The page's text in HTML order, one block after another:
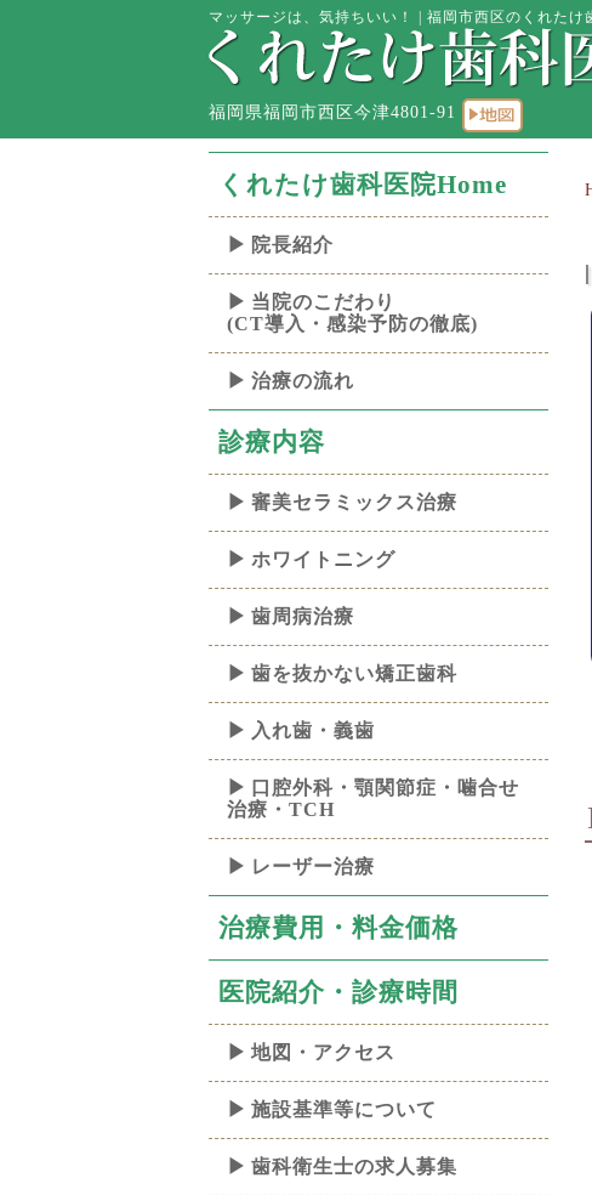
マッサージは、気持ちいい！ | 福岡市西区のくれたけ
福岡県福岡市西区今津4801-91
くれたけ歯科医院Home
院長紹介
当院のこだわり
(CT導入・感染予防の徹底)
治療の流れ
診療内容
審美セラミックス治療
ホワイトニング
歯周病治療
歯を抜かない矯正歯科
入れ歯・義歯
口腔外科・顎関節症・噛合せ
治療・TCH
レーザー治療
治療費用・料金価格
医院紹介・診療時間
地図・アクセス
施設基準等について
歯科衛生士の求人募集